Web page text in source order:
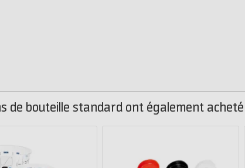
de bouteille standard ont également acheté